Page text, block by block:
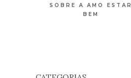
SOBRE A AMO ESTAR
BEM